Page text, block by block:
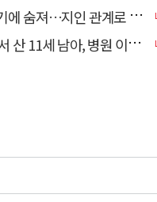
숨져…지인 관계로 추정
남아, 병원 이송 끝 숨져